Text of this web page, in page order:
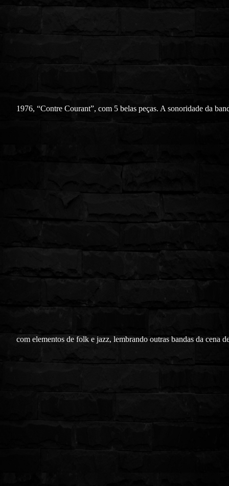
1976, “Contre Courant”, com 5 belas peças. A sonoridade da
com elementos de folk e jazz, lembrando outras bandas da cena